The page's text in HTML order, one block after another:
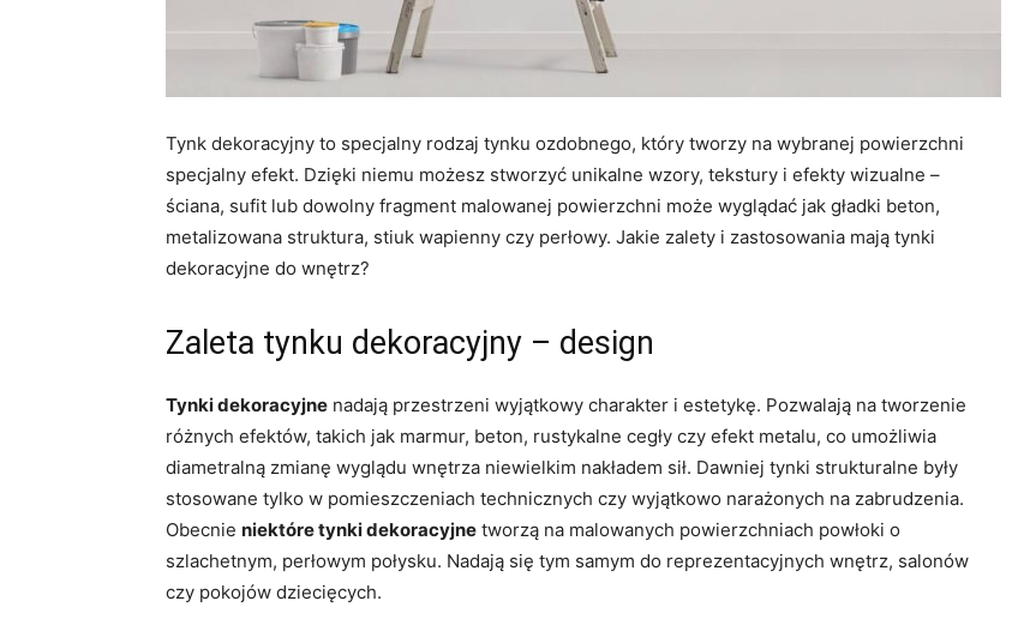
Tynk dekoracyjny to specjalny rodzaj tynku ozdobnego, który tworzy na wybranej powierzchni
specjalny efekt. Dzięki niemu możesz stworzyć unikalne wzory, tekstury i efekty wizualne –
ściana, sufit lub dowolny fragment malowanej powierzchni może wyglądać jak gładki beton,
metalizowana struktura, stiuk wapienny czy perłowy. Jakie zalety i zastosowania mają tynki
dekoracyjne do wnętrz?
Zaleta tynku dekoracyjny – design
Tynki dekoracyjne nadają przestrzeni wyjątkowy charakter i estetykę. Pozwalają na tworzenie
różnych efektów, takich jak marmur, beton, rustykalne cegły czy efekt metalu, co umożliwia
diametralną zmianę wyglądu wnętrza niewielkim nakładem sił. Dawniej tynki strukturalne były
stosowane tylko w pomieszczeniach technicznych czy wyjątkowo narażonych na zabrudzenia.
Obecnie niektóre tynki dekoracyjne tworzą na malowanych powierzchniach powłoki o
szlachetnym, perłowym połysku. Nadają się tym samym do reprezentacyjnych wnętrz, salonów
czy pokojów dziecięcych.